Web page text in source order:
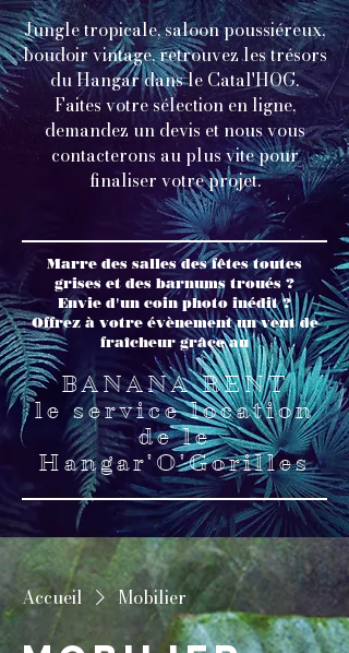
Jungle tropicale, saloon poussiéreux,
boudoir vintage, retrouvez les trésors
du Hangar dans le Catal'HOG.
Faites votre sélection en ligne,
demandez un devis et nous vous
contacterons au plus vite pour
finaliser votre projet.
Marre des salles des fêtes toutes
grises et des barnums troués ?
Envie d'un coin photo inédit ?
Offrez à votre évènement un vent de
fraîcheur grâce au
BANANA RENT
le service location
de le
Hangar'O'Gorilles
Accueil Mobilier